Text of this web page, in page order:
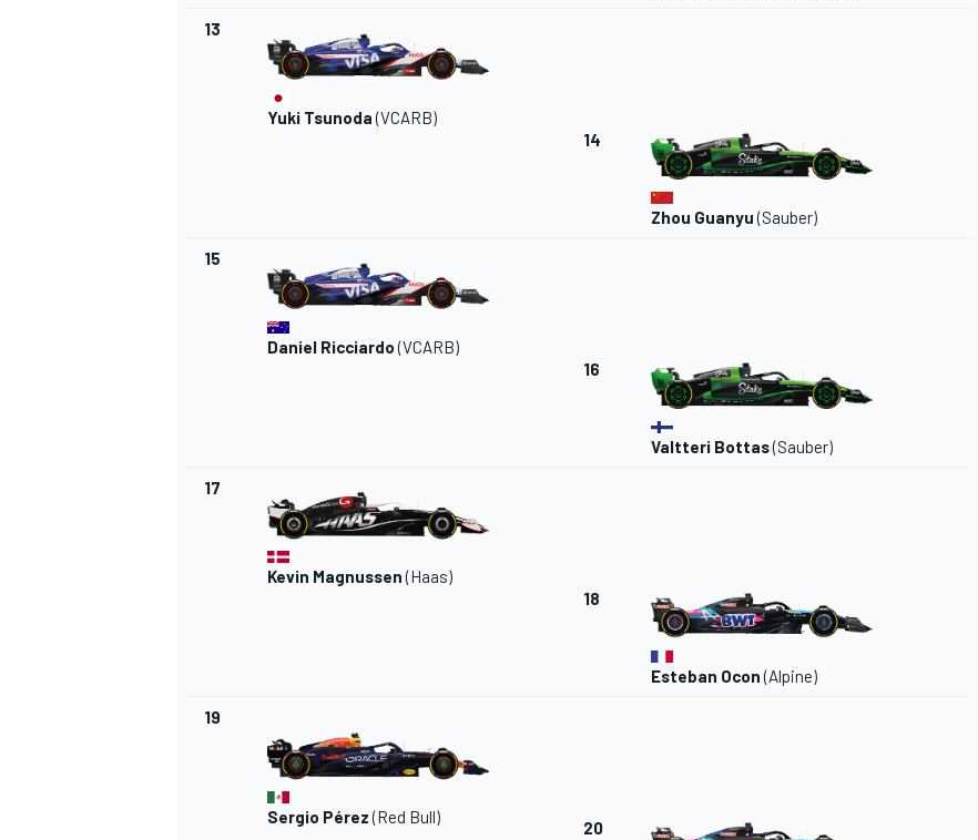
MEER RACEKLASSEN
13
Yuki Tsunoda(VCARB)
14
Zhou Guanyu(Sauber)
15
Daniel Ricciardo(VCARB)
16
Valtteri Bottas(Sauber)
17
Kevin Magnussen(Haas)
18
Esteban Ocon(Alpine)
19
Sergio Pérez(Red Bull)
20